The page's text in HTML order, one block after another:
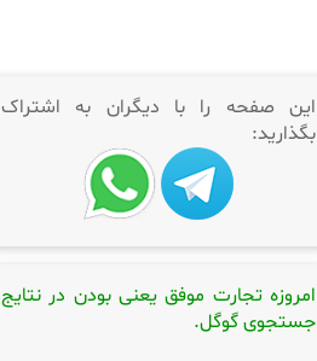
این صفحه را با دیگران به اشتراک
بگذارید:
امروزه تجارت موفق یعنی بودن در نتایج
جستجوی گوگل.